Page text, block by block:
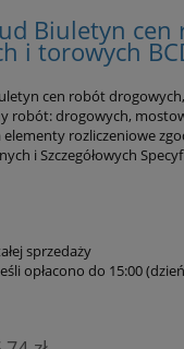
Biuletyn
i torowych
cen robót
robót: drogowych,
rozliczeniowe
i Szczegółowych
sprzedaży
opłacono do 15:00